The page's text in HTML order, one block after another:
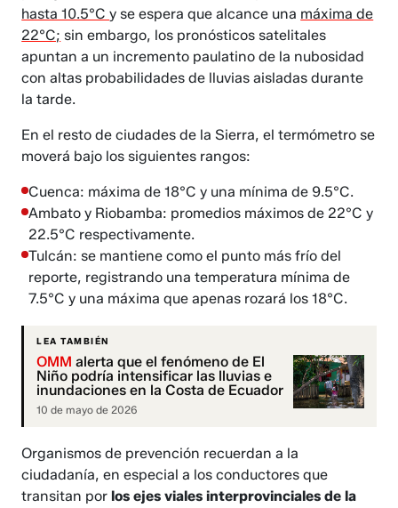
hasta 10.5°Cy se espera que alcance una máxima de
22°C; sin embargo, los pronósticos satelitales
apuntan a un incremento paulatino de la nubosidad
con altas probabilidades de lluvias aisladas durante
la tarde.
En el resto de ciudades de la Sierra, el termómetro se
moverá bajo los siguientes rangos:
Cuenca: máxima de 18°C y una mínima de 9.5°C.
Ambato y Riobamba: promedios máximos de 22°C y
22.5°C respectivamente.
Tulcán: se mantiene como el punto más frío del
reporte, registrando una temperatura mínima de
7.5°C y una máxima que apenas rozará los 18°C.
LEA TAMBIÉN
OMM alerta que el fenómeno de El
Niño podría intensificar las lluvias e
inundaciones en la Costa de Ecuador
10 de mayo de 2026
Organismos de prevención recuerdan a la
ciudadanía, en especial a los conductores que
transitan por los ejes viales interprovinciales de la